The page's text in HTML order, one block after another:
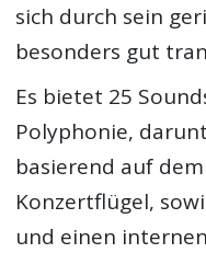
sich durch sein
besonders gut
Es bietet 25
Polyphonie,
basierend auf dem
Konzertflügel,
und einen